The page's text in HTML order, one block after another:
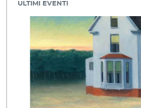
ULTIMI EVENTI